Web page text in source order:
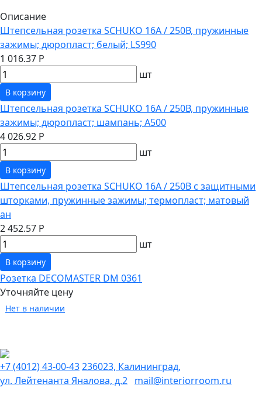
Описание
Штепсельная розетка SCHUKO 16А / 250В, пружинные
зажимы; дюропласт; белый; LS990
1 016.37 Р
шт
В корзину
Штепсельная розетка SCHUKO 16А / 250В, пружинные
зажимы; дюропласт; шампань; A500
4 026.92 Р
шт
В корзину
Штепсельная розетка SCHUKO 16А / 250В с защитными
шторками, пружинные зажимы; термопласт; матовый
ан
2 452.57 Р
шт
В корзину
Розетка DECOMASTER DM 0361
Уточняйте цену
Нет в наличии
+7 (4012) 43-00-43236023, Калининград,
ул. Лейтенанта Яналова, д.2 mail@interiorroom.ru